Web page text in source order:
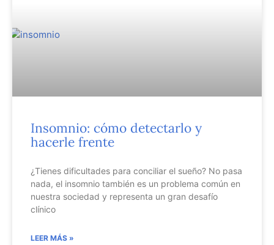
Insomnio: cómo detectarlo y
hacerle frente
¿Tienes dificultades para conciliar el sueño? No pasa
nada, el insomnio también es un problema común en
nuestra sociedad y representa un gran desafío
clínico
LEER MÁS »